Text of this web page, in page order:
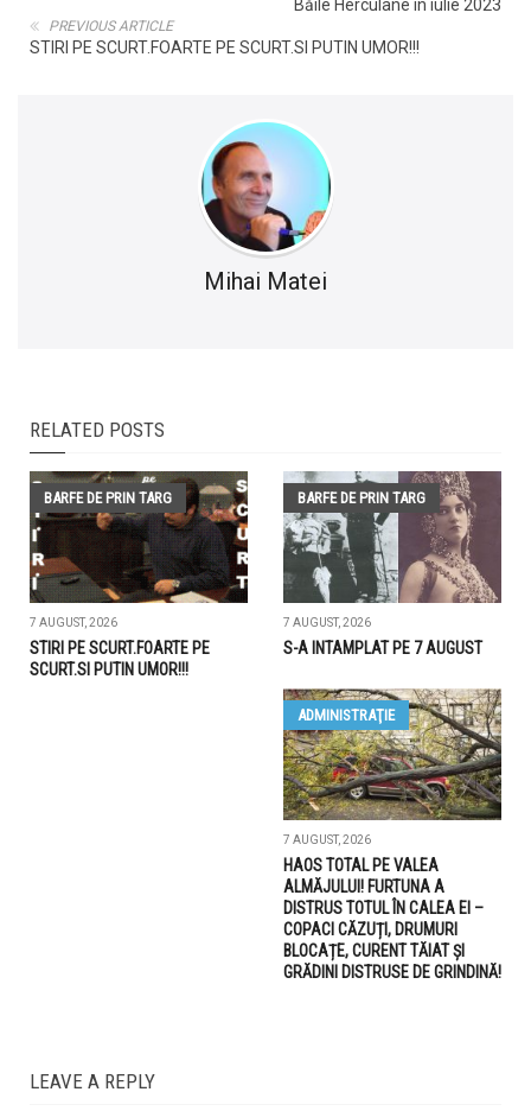
Băile Herculane în iulie 2023
PREVIOUS ARTICLE
STIRI PE SCURT.FOARTE PE SCURT.SI PUTIN UMOR!!!
Mihai Matei
RELATED POSTS
BARFE DE PRIN TARG
7 AUGUST, 2026
STIRI PE SCURT.FOARTE PE
SCURT.SI PUTIN UMOR!!!
BARFE DE PRIN TARG
7 AUGUST, 2026
S-A INTAMPLAT PE 7 AUGUST
ADMINISTRAŢIE
7 AUGUST, 2026
HAOS TOTAL PE VALEA
ALMĂJULUI! FURTUNA A
DISTRUS TOTUL ÎN CALEA EI –
COPACI CĂZUȚI, DRUMURI
BLOCAȚE, CURENT TĂIAT ȘI
GRĂDINI DISTRUSE DE GRINDINĂ!
LEAVE A REPLY